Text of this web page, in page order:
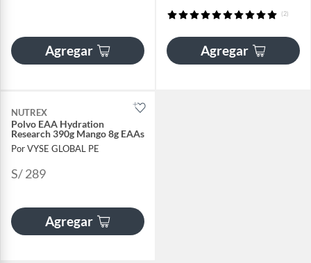
Agregar
(2)
Agregar
NUTREX
Polvo EAA Hydration
Research 390g Mango 8g EAAs
Por VYSE GLOBAL PE
S/ 289
Agregar